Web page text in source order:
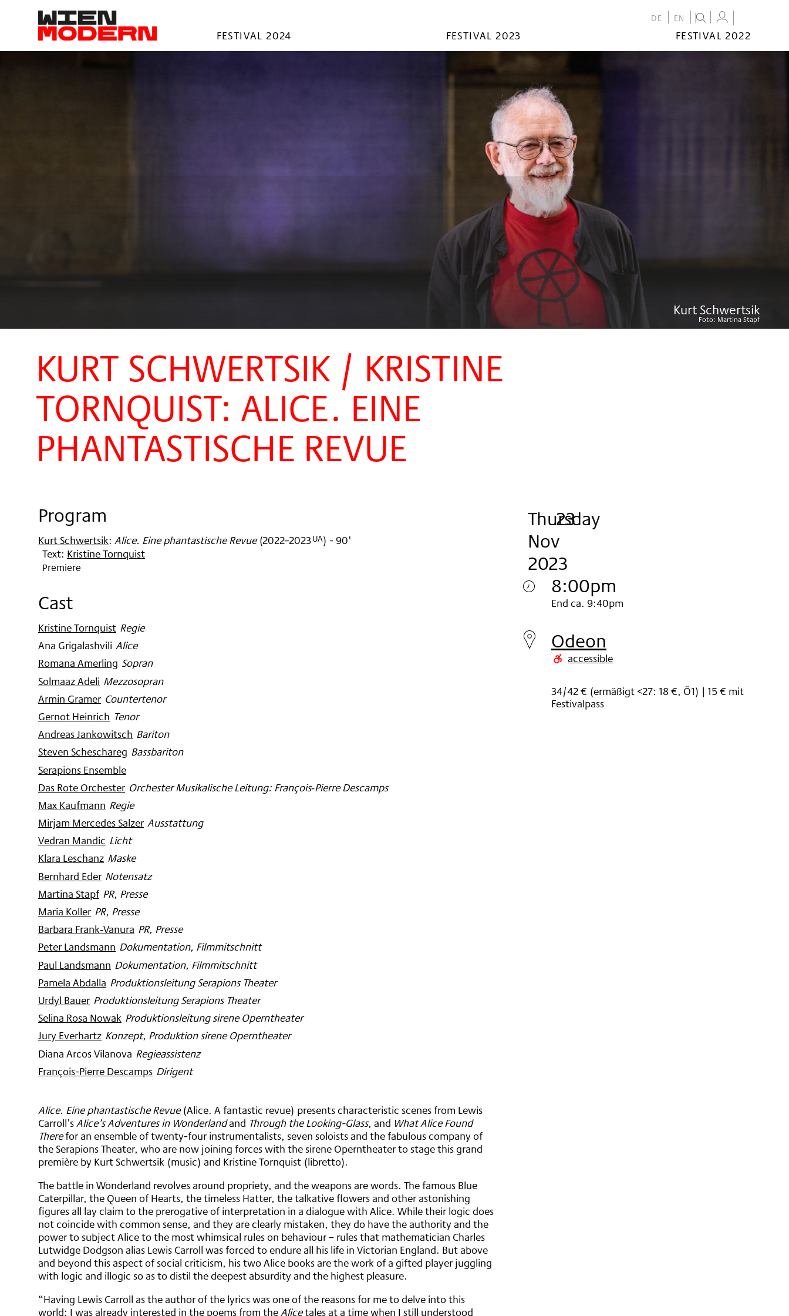
springen
DE EN
FESTIVAL 2024 FESTIVAL 2023
FESTIVAL 2022
FESTIVAL
Kurt Schwertsik
Foto: Martina Stapf
KURT SCHWERTSIK / KRISTINE
TORNQUIST: ALICE. EINE
PHANTASTISCHE REVUE
Thursday
, 23
.
Nov
2023
.
8:00pm
Thursday
23.
Nov
End ca. 9:40pm
Odeon
accessible
34/42 € (ermäßigt <27: 18 €, Ö1) | 15 € mit
Festivalpass
Program
Kurt Schwertsik: Alice. Eine phantastische Revue(2022–2023UA) - 90'
Text: Kristine Tornquist
Premiere
Cast
Kristine Tornquist
: Regie
Ana Grigalashvili: Alice
Romana Amerling: Sopran
Solmaaz Adeli: Mezzosopran
Armin Gramer
: Countertenor
Gernot Heinrich: Tenor
Andreas Jankowitsch: Bariton
Steven Scheschareg: Bassbariton
Serapions Ensemble
Das Rote Orchester
: Orchester Musikalische Leitung: François‐Pierre Descamps
Max Kaufmann: Regie
Mirjam Mercedes Salzer
: Ausstattung
Vedran Mandic: Licht
Klara Leschanz
: Maske
Bernhard Eder
: Notensatz
Martina Stapf
: PR, Presse
Maria Koller
: PR, Presse
Barbara Frank‐Vanura: PR, Presse
Peter Landsmann: Dokumentation, Filmmitschnitt
Paul Landsmann: Dokumentation, Filmmitschnitt
Pamela Abdalla: Produktionsleitung Serapions Theater
Urdyl Bauer
: Produktionsleitung Serapions Theater
Selina Rosa Nowak: Produktionsleitung sirene Operntheater
Jury Everhartz
: Konzept, Produktion sirene Operntheater
Diana Arcos Vilanova: Regieassistenz
François-Pierre Descamps
: Dirigent
Alice. Eine phantastische Revue(Alice. A fantastic revue) presents characteristic scenes from Lewis
Carroll’sAlice’s Adventures in Wonderlandand Through the Looking-Glass, and What Alice Found
Therefor an ensemble of twenty-four instrumentalists, seven soloists and the fabulous company of
the Serapions Theater, who are now joining forces with the sirene Operntheater to stage this grand
première by Kurt Schwertsik (music) and Kristine Tornquist (libretto).
The battle in Wonderland revolves around propriety, and the weapons are words. The famous Blue
Caterpillar, the Queen of Hearts, the timeless Hatter, the talkative flowers and other astonishing
figures all lay claim to the prerogative of interpretation in a dialogue with Alice. While their logic does
not coincide with common sense, and they are clearly mistaken, they do have the authority and the
power to subject Alice to the most whimsical rules on behaviour – rules that mathematician Charles
Lutwidge Dodgson alias Lewis Carroll was forced to endure all his life in Victorian England. But above
and beyond this aspect of social criticism, his two Alice books are the work of a gifted player juggling
with logic and illogic so as to distil the deepest absurdity and the highest pleasure.
“Having Lewis Carroll as the author of the lyrics was one of the reasons for me to delve into this
world: I was already interested in the poems from theAlicetales at a time when I still understood